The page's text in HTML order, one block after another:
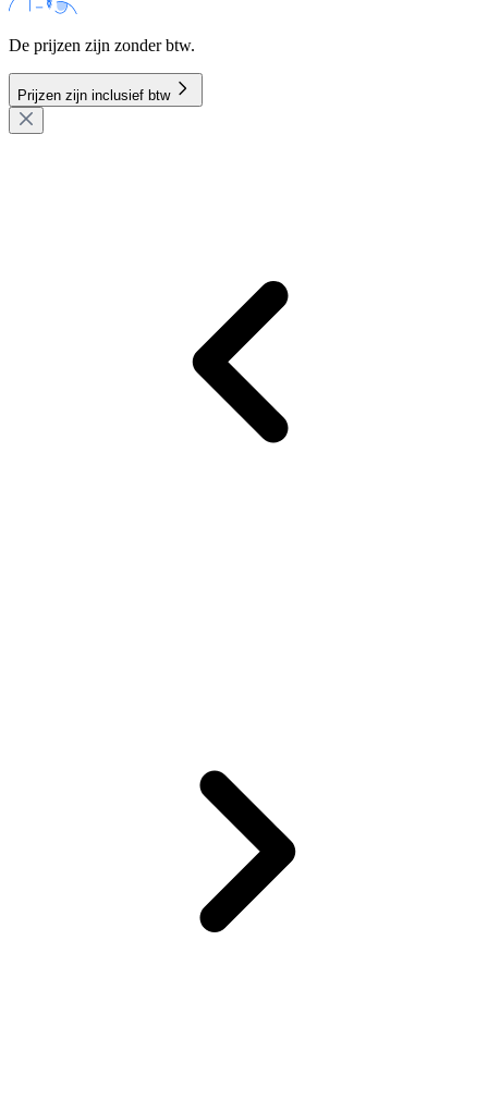
De prijzen zijn zonder btw.
Prijzen zijn inclusief btw